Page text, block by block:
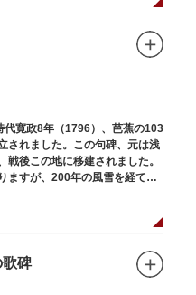
寛政8年（1796）、芭蕉の103
されました。この句碑、元は浅
後この地に移建されました。
ますが、200年の風雪を経て、
ます。
碑